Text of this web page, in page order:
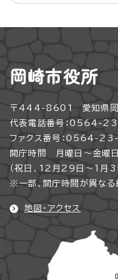
岡崎市役所
〒444-8601 愛知県岡
代表電話番号：0564-
ファクス番号：0564-
開庁時間 月曜日～金
（祝日、12月29日～1月3
※一部、開庁時間が異なる
地図・アクセス